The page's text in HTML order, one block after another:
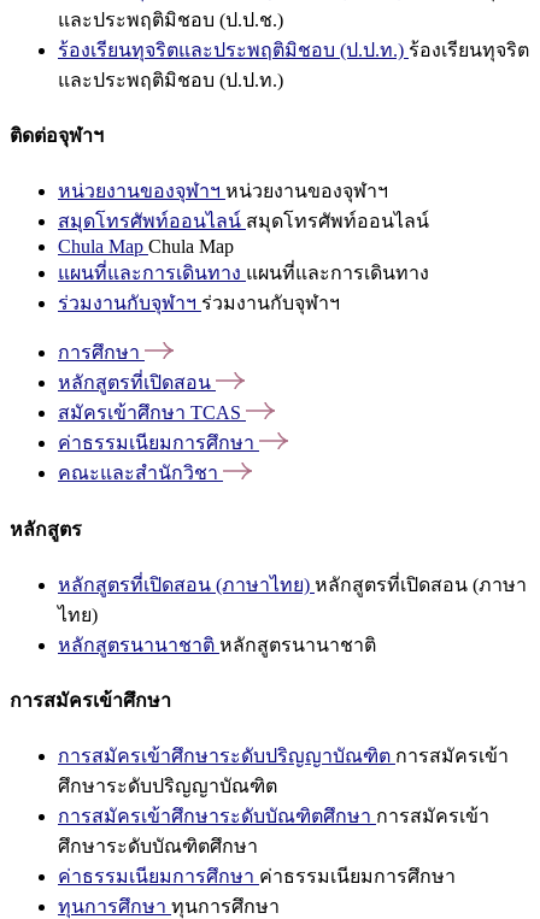
และประพฤติมิชอบ (ป.ป.ช.)
ร้องเรียนทุจริตและประพฤติมิชอบ (ป.ป.ท.) ร้องเรียนทุจริต
และประพฤติมิชอบ (ป.ป.ท.)
ติดต่อจุฬาฯ
หน่วยงานของจุฬาฯ หน่วยงานของจุฬาฯ
สมุดโทรศัพท์ออนไลน์ สมุดโทรศัพท์ออนไลน์
Chula Map Chula Map
แผนที่และการเดินทาง แผนที่และการเดินทาง
ร่วมงานกับจุฬาฯ ร่วมงานกับจุฬาฯ
การศึกษา
หลักสูตรที่เปิดสอน
สมัครเข้าศึกษา TCAS
ค่าธรรมเนียมการศึกษา
คณะและสำนักวิชา
หลักสูตร
หลักสูตรที่เปิดสอน (ภาษาไทย) หลักสูตรที่เปิดสอน (ภาษา
ไทย)
หลักสูตรนานาชาติ หลักสูตรนานาชาติ
การสมัครเข้าศึกษา
การสมัครเข้าศึกษาระดับปริญญาบัณฑิต การสมัครเข้า
ศึกษาระดับปริญญาบัณฑิต
การสมัครเข้าศึกษาระดับบัณฑิตศึกษา การสมัครเข้า
ศึกษาระดับบัณฑิตศึกษา
ค่าธรรมเนียมการศึกษา ค่าธรรมเนียมการศึกษา
ทุนการศึกษา ทุนการศึกษา